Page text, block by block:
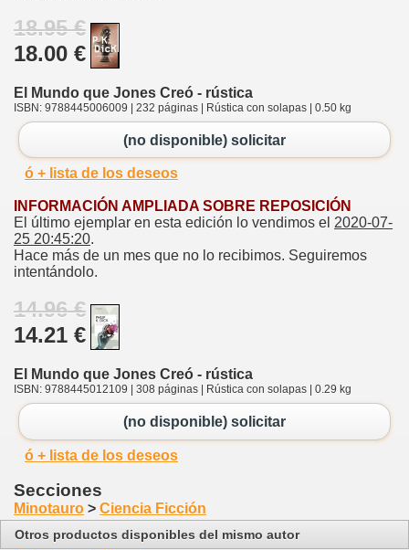
18.95 €
18.00 €
El Mundo que Jones Creó - rústica
ISBN: 9788445006009 | 232 páginas | Rústica con solapas | 0.50 kg
(no disponible) solicitar
ó + lista de los deseos
INFORMACIÓN AMPLIADA SOBRE REPOSICIÓN
El último ejemplar en esta edición lo vendimos el 2020-07-
25 20:45:20.
Hace más de un mes que no lo recibimos. Seguiremos
intentándolo.
14.96 €
14.21 €
El Mundo que Jones Creó - rústica
ISBN: 9788445012109 | 308 páginas | Rústica con solapas | 0.29 kg
(no disponible) solicitar
ó + lista de los deseos
Secciones
Minotauro > Ciencia Ficción
Otros productos disponibles del mismo autor